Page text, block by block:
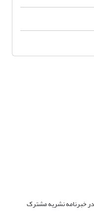
در خبرنامه نشریه مشترک